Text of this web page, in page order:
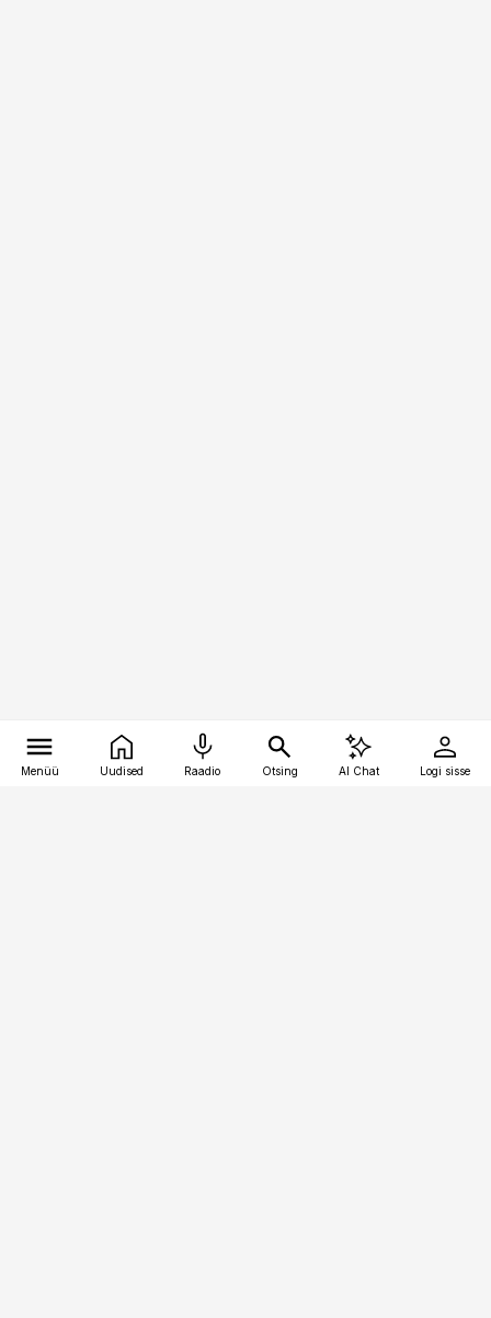
Menüü Uudised Raadio Otsing AI Chat Logi sisse